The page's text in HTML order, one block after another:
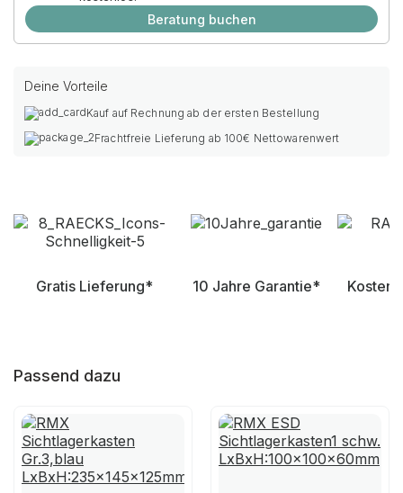
Beratung buchen
Deine Vorteile
Kauf auf Rechnung ab der ersten Bestellung
Frachtfreie Lieferung ab 100€ Nettowarenwert
Gratis Lieferung* 10 Jahre Garantie*
Passend dazu